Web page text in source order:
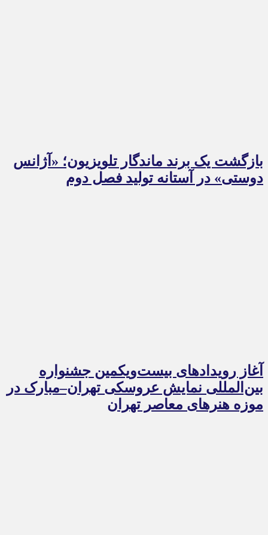
بازگشت یک برند ماندگار تلویزیون؛ «آژانس
دوستی» در آستانه تولید فصل دوم
آغاز رویدادهای بیست‌ویکمین جشنواره
بین‌المللی نمایش عروسکی تهران–مبارک در
موزه هنرهای معاصر تهران